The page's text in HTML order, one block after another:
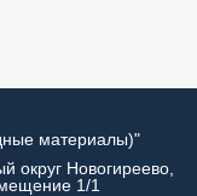
материалы)"
округ Новогиреево,
1/1